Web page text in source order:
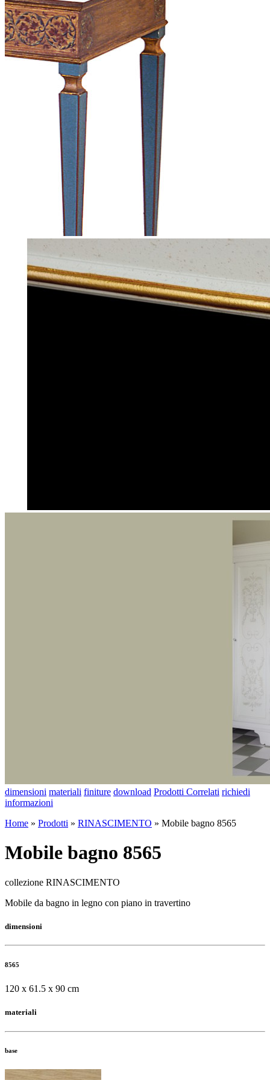
dimensioni materiali finiture download Prodotti Correlati richiedi
informazioni
Home » Prodotti » RINASCIMENTO » Mobile bagno 8565
Mobile bagno 8565
collezione RINASCIMENTO
Mobile da bagno in legno con piano in travertino
dimensioni
8565
120 x 61.5 x 90 cm
materiali
base